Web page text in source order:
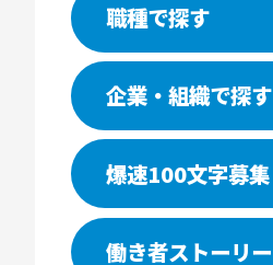
職種で探す
企業・組織で探す
爆速100文字募集
働き者ストーリー